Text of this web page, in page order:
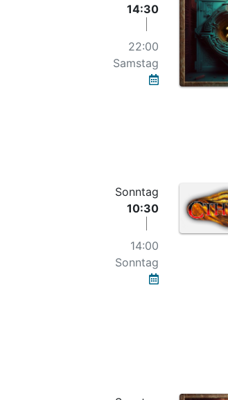
14:30
22:00
Samstag
Sonntag
10:30
14:00
Sonntag